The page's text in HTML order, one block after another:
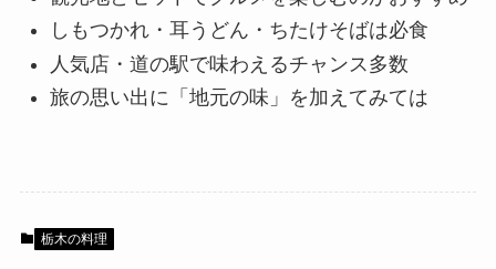
しもつかれ・耳うどん・ちたけそばは必食
人気店・道の駅で味わえるチャンス多数
旅の思い出に「地元の味」を加えてみては
栃木の料理